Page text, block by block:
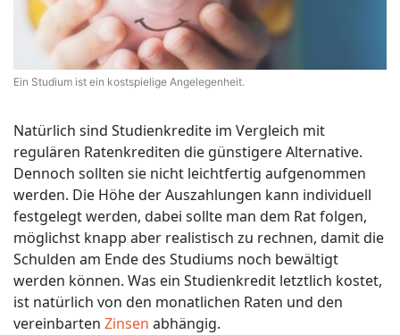
Ein Studium ist ein kostspielige Angelegenheit.
Natürlich sind Studienkredite im Vergleich mit
regulären Ratenkrediten die günstigere Alternative.
Dennoch sollten sie nicht leichtfertig aufgenommen
werden. Die Höhe der Auszahlungen kann individuell
festgelegt werden, dabei sollte man dem Rat folgen,
möglichst knapp aber realistisch zu rechnen, damit die
Schulden am Ende des Studiums noch bewältigt
werden können. Was ein Studienkredit letztlich kostet,
ist natürlich von den monatlichen Raten und den
vereinbarten Zinsen abhängig.